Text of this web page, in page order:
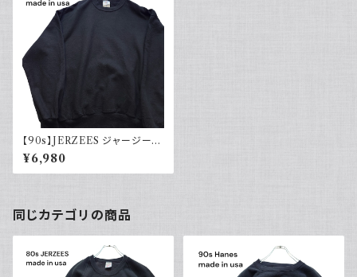
【90s】JERZEES ジャージーズ
Plain sweatshirt 無地スウェッ
ト ブラック 黒 USA製 古着
¥6,980
同じカテゴリの商品